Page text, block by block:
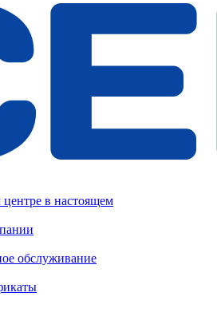
в настоящем
обслуживание